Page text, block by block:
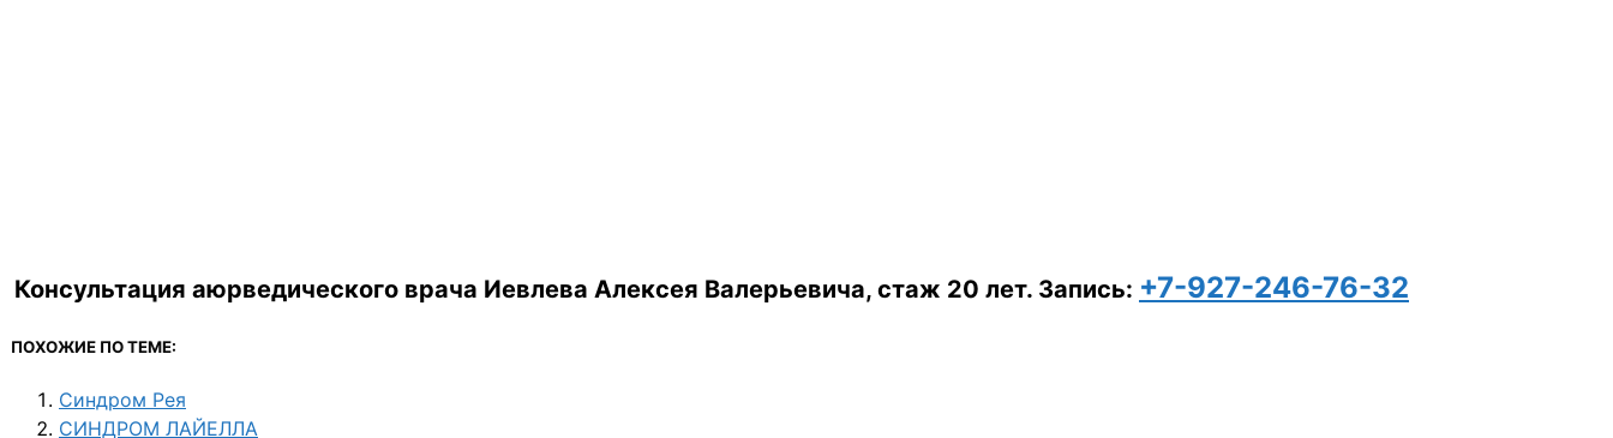
Консультация аюрведического врача Иевлева Алексея Валерьевича, стаж 20 лет. Запись: +7-927-246-76-32
ПОХОЖИЕ ПО ТЕМЕ:
Синдром Рея
СИНДРОМ ЛАЙЕЛЛА